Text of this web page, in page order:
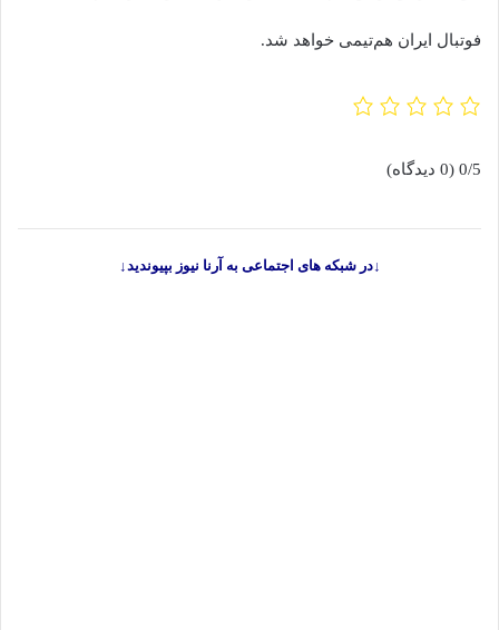
فوتبال ایران هم‌تیمی خواهد شد.
0/5 (0 دیدگاه)
↓در شبکه های اجتماعی به آرنا نیوز بپیوندید↓